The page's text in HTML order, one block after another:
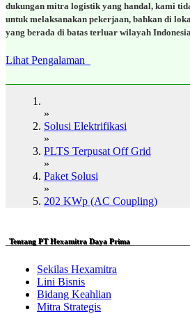
dukungan mitra logistik yang handal, kami
untuk melaksanakan pekerjaan, bahkan di
yang berada di batas terluar wilayah
Lihat Pengalaman
»
Solusi Elektrifikasi
»
PLTS Terpusat Off Grid
»
Paket Solusi
»
202 KWp (AC Coupling)
Tentang PT Hexamitra Daya Prima
Sekilas Hexamitra
Lini Bisnis
Bidang Keahlian
Mitra Strategis